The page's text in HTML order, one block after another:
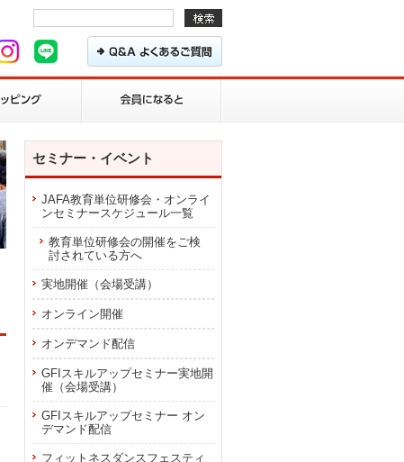
セミナー・イベント
JAFA教育単位研修会・オンライ
ンセミナースケジュール一覧
教育単位研修会の開催をご検
討されている方へ
実地開催（会場受講）
オンライン開催
オンデマンド配信
GFIスキルアップセミナー実地開
催（会場受講）
GFIスキルアップセミナー オン
デマンド配信
フィットネスダンスフェスティ